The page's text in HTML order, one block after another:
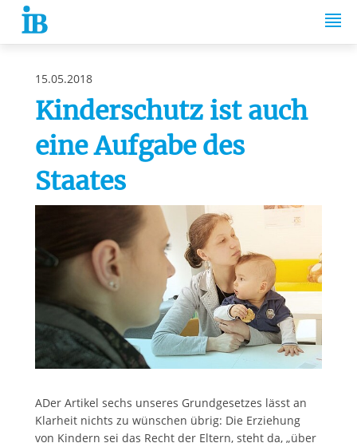
Springe zum Inhalt
15.05.2018
Kinderschutz ist auch
eine Aufgabe des
Staates
ADer Artikel sechs unseres Grundgesetzes lässt an
Klarheit nichts zu wünschen übrig: Die Erziehung
von Kindern sei das Recht der Eltern, steht da, „über